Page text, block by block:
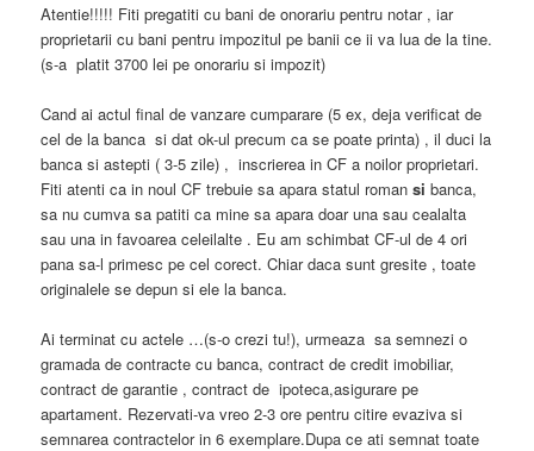
Atentie!!!!! Fiti pregatiti cu bani de onorariu pentru notar , iar
proprietarii cu bani pentru impozitul pe banii ce ii va lua de la tine.
(s-a platit 3700 lei pe onorariu si impozit)
Cand ai actul final de vanzare cumparare (5 ex, deja verificat de
cel de la banca si dat ok-ul precum ca se poate printa) , il duci la
banca si astepti ( 3-5 zile) , inscrierea in CF a noilor proprietari.
Fiti atenti ca in noul CF trebuie sa apara statul romansi banca,
sa nu cumva sa patiti ca mine sa apara doar una sau cealalta
sau una in favoarea celeilalte . Eu am schimbat CF-ul de 4 ori
pana sa-l primesc pe cel corect. Chiar daca sunt gresite , toate
originalele se depun si ele la banca.
Ai terminat cu actele …(s-o crezi tu!), urmeaza sa semnezi o
gramada de contracte cu banca, contract de credit imobiliar,
contract de garantie , contract de ipoteca,asigurare pe
apartament. Rezervati-va vreo 2-3 ore pentru citire evaziva si
semnarea contractelor in 6 exemplare.Dupa ce ati semnat toate